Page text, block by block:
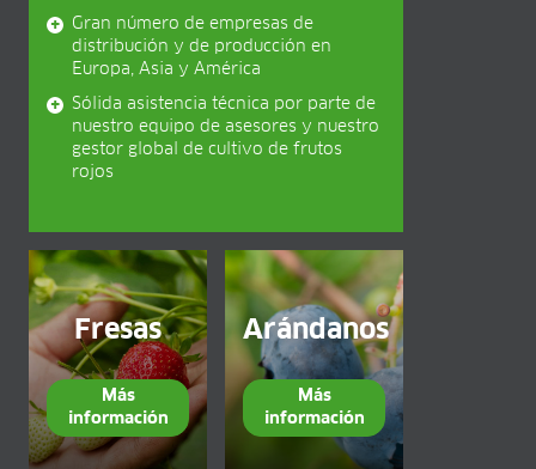
CARRERA PROFESIONAL
Empleos
Prestaciones
Programas de recursos humanos
Aprendizaje y estudio dual
Historias de empleados
CENTRO DE MEDIOS
Vídeos de aplicaciones
Recorridos virtuales
Hojas de información del producto
Folletos
Certificados
BLOG
Gran número de empresas de
distribución y de producción en
Europa, Asia y América
Sólida asistencia técnica por parte de
nuestro equipo de asesores y nuestro
gestor global de cultivo de frutos
rojos
Fresas
Más
información
Arándanos
Más
información